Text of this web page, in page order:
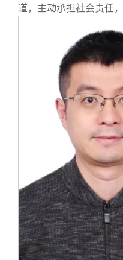
道，主动承担社会责任